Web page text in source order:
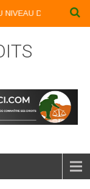
DU MENU